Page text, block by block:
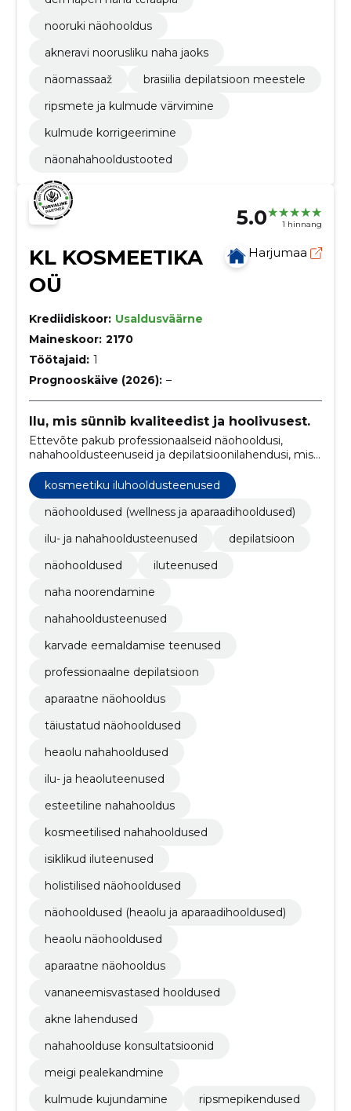
nooruki näohooldus
akneravi noorusliku naha jaoks
näomassaaž
brasiilia depilatsioon meestele
ripsmete ja kulmude värvimine
kulmude korrigeerimine
näonahahooldustooted
5.0 1 hinnang
KL KOSMEETIKA
OÜ
Harjumaa
Krediidiskoor: Usaldusväärne
Maineskoor: 2170
Töötajaid: 1
Prognooskäive (2026): –
Ilu, mis sünnib kvaliteedist ja hoolivusest.
Ettevõte pakub professionaalseid näohooldusi,
nahahooldusteenuseid ja depilatsioonilahendusi, mis
on kohandatud kliendi vajadustele. Fookuses on
kvaliteet, heaolu ning kaasaegsed tehnikad, mis
aitavad saavutada terve ja särava naha.
kosmeetiku iluhooldusteenused
näohooldused (wellness ja aparaadihooldused)
ilu- ja nahahooldusteenused
depilatsioon
näohooldused
iluteenused
naha noorendamine
nahahooldusteenused
karvade eemaldamise teenused
professionaalne depilatsioon
aparaatne näohooldus
täiustatud näohooldused
heaolu nahahooldused
ilu- ja heaoluteenused
esteetiline nahahooldus
kosmeetilised nahahooldused
isiklikud iluteenused
holistilised näohooldused
näohooldused (heaolu ja aparaadihooldused)
heaolu näohooldused
aparaatne näohooldus
vananeemisvastased hooldused
akne lahendused
nahahoolduse konsultatsioonid
meigi pealekandmine
kulmude kujundamine
ripsmepikendused